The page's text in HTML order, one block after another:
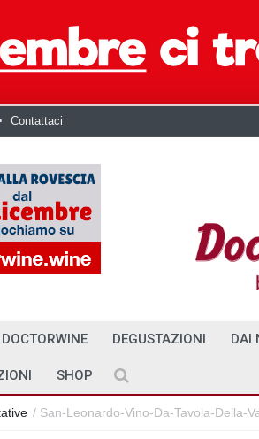
Contattaci
DEGUSTAZIONI DAI
SHOP
/ San-Leonardo-Vino-Da-Tavola-Della-